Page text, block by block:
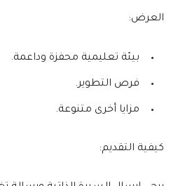
العرض:
بيئة تعليمية محفزة وداعمة.
فرص التطوير.
مزايا أخرى متنوعة.
كيفية التقديم: